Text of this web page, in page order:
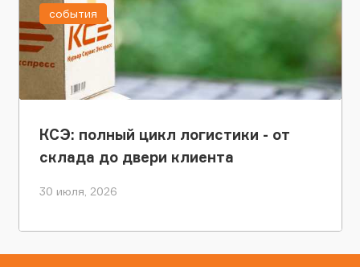
КСЭ: полный цикл логистики - от
склада до двери клиента
30 июля, 2026
события